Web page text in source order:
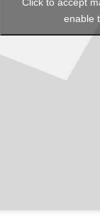
enable